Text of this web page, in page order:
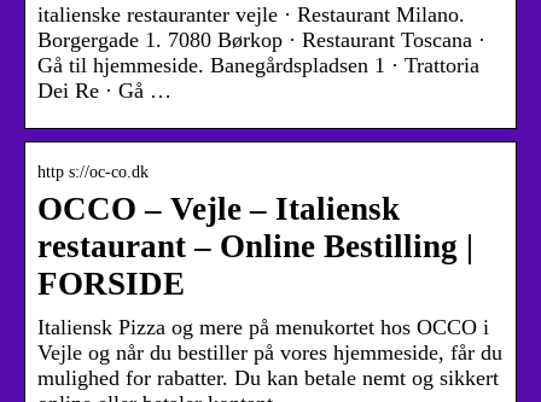
italienske restauranter vejle · Restaurant Milano.
Borgergade 1. 7080 Børkop · Restaurant Toscana ·
Gå til hjemmeside. Banegårdspladsen 1 · Trattoria
Dei Re · Gå …
http s://oc-co.dk
OCCO – Vejle – Italiensk
restaurant – Online Bestilling |
FORSIDE
Italiensk Pizza og mere på menukortet hos OCCO i
Vejle og når du bestiller på vores hjemmeside, får du
mulighed for rabatter. Du kan betale nemt og sikkert